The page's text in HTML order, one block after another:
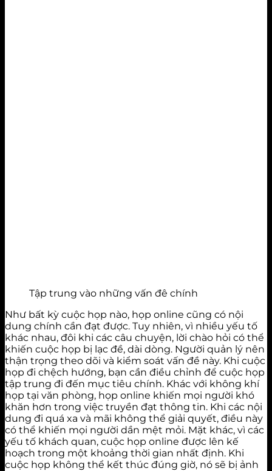
Tập trung vào những vấn đê chính
Như bất kỳ cuộc họp nào, họp online cũng có nội
dung chính cần đạt được. Tuy nhiên, vì nhiều yếu tố
khác nhau, đôi khi các câu chuyện, lời chào hỏi có thể
khiến cuộc họp bị lạc đề, dài dòng. Người quản lý nên
thận trọng theo dõi và kiểm soát vấn đề này. Khi cuộc
họp đi chệch hướng, bạn cần điều chỉnh để cuộc họp
tập trung đi đến mục tiêu chính. Khác với không khí
họp tại văn phòng, họp online khiến mọi người khó
khăn hơn trong việc truyền đạt thông tin. Khi các nội
dung đi quá xa và mãi không thể giải quyết, điều này
có thể khiến mọi người dần mệt mỏi. Mặt khác, vì các
yếu tố khách quan, cuộc họp online được lên kế
hoạch trong một khoảng thời gian nhất định. Khi
cuộc họp không thể kết thúc đúng giờ, nó sẽ bị ảnh